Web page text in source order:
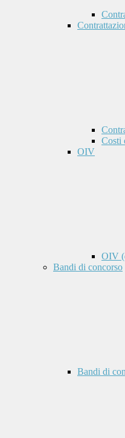
Costi
OIV
OIV
Bandi di concorso
Bandi di